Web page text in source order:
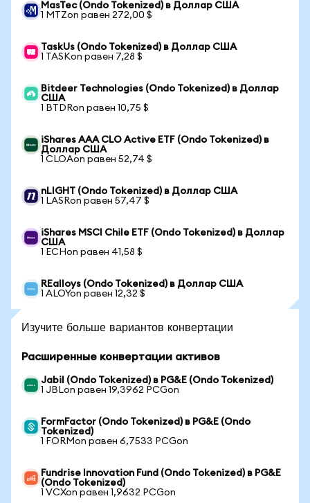
MasTec (Ondo Tokenized) в Доллар США
1 MTZon равен 272,00 $
TaskUs (Ondo Tokenized) в Доллар США
1 TASKon равен 7,28 $
Bitdeer Technologies (Ondo Tokenized) в Доллар
США
1 BTDRon равен 10,75 $
iShares AAA CLO Active ETF (Ondo Tokenized) в
Доллар США
1 CLOAon равен 52,74 $
nLIGHT (Ondo Tokenized) в Доллар США
1 LASRon равен 57,47 $
iShares MSCI Chile ETF (Ondo Tokenized) в Доллар
США
1 ECHon равен 41,58 $
REalloys (Ondo Tokenized) в Доллар США
1 ALOYon равен 12,32 $
Изучите больше вариантов конвертации
Расширенные конвертации активов
Jabil (Ondo Tokenized) в PG&E (Ondo Tokenized)
1 JBLon равен 19,3962 PCGon
FormFactor (Ondo Tokenized) в PG&E (Ondo
Tokenized)
1 FORMon равен 6,7533 PCGon
Fundrise Innovation Fund (Ondo Tokenized) в PG&E
(Ondo Tokenized)
1 VCXon равен 1,9632 PCGon